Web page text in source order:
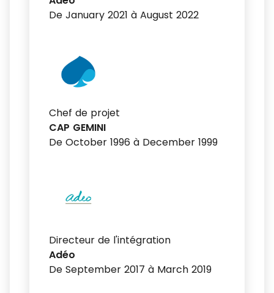
De January 2021 à August 2022
Chef de projet
CAP GEMINI
De October 1996 à December 1999
Directeur de l'intégration
Adéo
De September 2017 à March 2019